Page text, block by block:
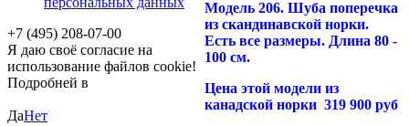
Модель 206. Шуба поперечка
из скандинавской норки.
Есть все размеры. Длина 80 -
100 см.
Цена этой модели из
канадской норки 319 900 руб
+7 (495) 208-07-00
Я даю своё согласие на
использование файлов cookie!
Подробней в
ДаНет